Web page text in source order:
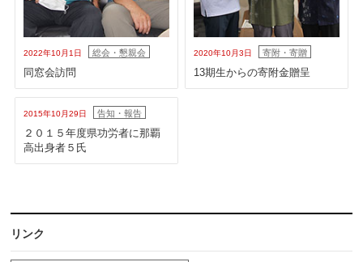
2022年10月1日 総会・懇親会
同窓会訪問
2020年10月3日 寄附・寄贈
13期生からの寄附金贈呈
2015年10月29日 告知・報告
２０１５年度県功労者に那覇
高出身者５氏
リンク